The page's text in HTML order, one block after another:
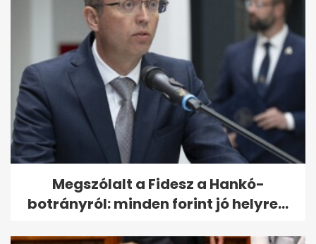
Megszólalt a Fidesz a Hankó-
botrányról: minden forint jó helyre...